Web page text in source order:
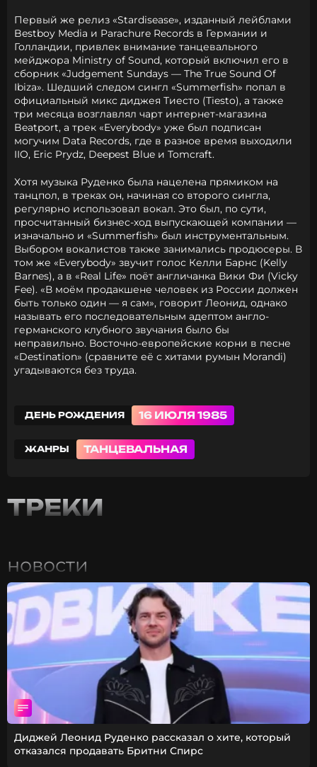
Первый же релиз «Stardisease», изданный лейблами
Bestboy Media и Parachure Records в Германии и
Голландии, привлек внимание танцевального
мейджора Ministry of Sound, который включил его в
сборник «Judgement Sundays — The True Sound Of
Ibiza». Шедший следом сингл «Summerfish» попал в
официальный микс диджея Тиесто (Tiesto), а также
три месяца возглавлял чарт интернет-магазина
Beatport, а трек «Everybody» уже был подписан
могучим Data Records, где в разное время выходили
IIO, Eric Prydz, Deepest Blue и Tomcraft.
Хотя музыка Руденко была нацелена прямиком на
танцпол, в треках он, начиная со второго сингла,
регулярно использовал вокал. Это был, по сути,
просчитанный бизнес-ход выпускающей компании —
изначально и «Summerfish» был инструментальным.
Выбором вокалистов также занимались продюсеры. В
том же «Everybody» звучит голос Келли Барнс (Kelly
Barnes), а в «Real Life» поёт англичанка Вики Фи (Vicky
Fee). «В моём продакшене человек из России должен
быть только один — я сам», говорит Леонид, однако
называть его последовательным адептом англо-
германского клубного звучания было бы
неправильно. Восточно-европейские корни в песне
«Destination» (сравните её с хитами румын Morandi)
угадываются без труда.
ДЕНЬ РОЖДЕНИЯ 16 ИЮЛЯ 1985
ЖАНРЫ ТАНЦЕВАЛЬНАЯ
ТРЕКИ
новости
Диджей Леонид Руденко рассказал о хите, который
отказался продавать Бритни Спирс